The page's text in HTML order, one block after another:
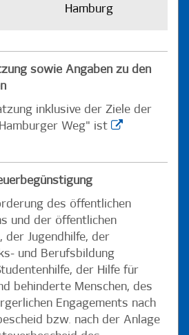
Hamburg
sowie Angaben zu den
inklusive der Ziele der
Weg" ist
des öffentlichen
und der öffentlichen
der Jugendhilfe, der
und Berufsbildung
der Hilfe für
behinderte Menschen, des
Engagements nach
bzw. nach der Anlage